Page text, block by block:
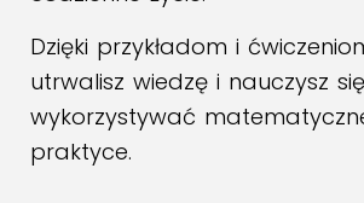
Dzięki przykładom i
utrwalisz wiedzę i nauczysz się
wykorzystywać
praktyce.